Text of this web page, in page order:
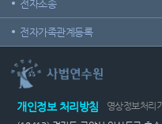
전자소송
전자가족관계등록
개인정보 처리방침 영상정보처리